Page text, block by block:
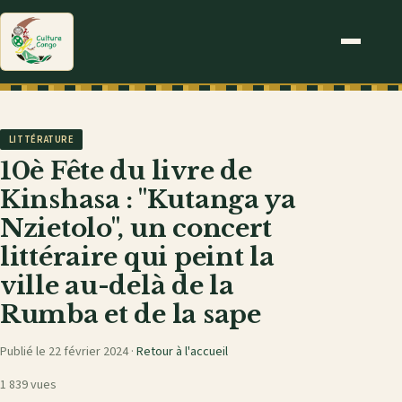
LITTÉRATURE
10è Fête du livre de
Kinshasa : "Kutanga ya
Nzietolo", un concert
littéraire qui peint la
ville au-delà de la
Rumba et de la sape
Publié le 22 février 2024 · Retour à l'accueil
1 839 vues